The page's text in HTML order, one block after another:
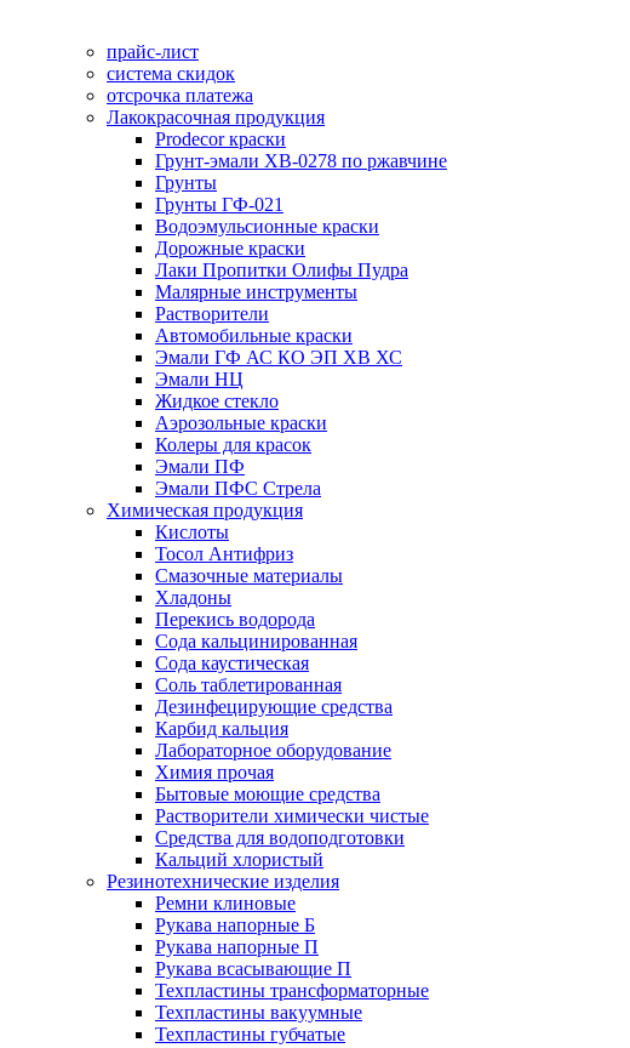
прайс-лист
система скидок
отсрочка платежа
Лакокрасочная продукция
Prodecor краски
Грунт-эмали ХВ-0278 по ржавчине
Грунты
Грунты ГФ-021
Водоэмульсионные краски
Дорожные краски
Лаки Пропитки Олифы Пудра
Малярные инструменты
Растворители
Автомобильные краски
Эмали ГФ АС КО ЭП ХВ ХС
Эмали НЦ
Жидкое стекло
Аэрозольные краски
Колеры для красок
Эмали ПФ
Эмали ПФС Стрела
Химическая продукция
Кислоты
Тосол Антифриз
Смазочные материалы
Хладоны
Перекись водорода
Сода кальцинированная
Сода каустическая
Соль таблетированная
Дезинфецирующие средства
Карбид кальция
Лабораторное оборудование
Химия прочая
Бытовые моющие средства
Растворители химически чистые
Средства для водоподготовки
Кальций хлористый
Резинотехнические изделия
Ремни клиновые
Рукава напорные Б
Рукава напорные П
Рукава всасывающие П
Техпластины трансформаторные
Техпластины вакуумные
Техпластины губчатые